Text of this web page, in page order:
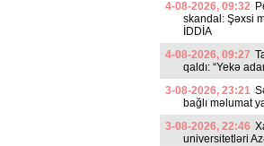
4-08-2026, 09:32
skandal: Şəxsi
İDDİA
4-08-2026, 09:27
qaldı: “Yekə
3-08-2026, 23:21
bağlı məlumat
3-08-2026, 22:46
universitetləri